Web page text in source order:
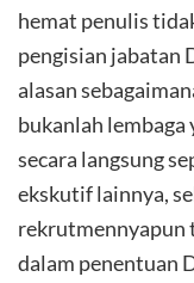
hemat penulis
pengisian jabatan
alasan
bukanlah
secara langsung
ekskutif lainnya,
rekrutmennyapun
dalam penentuan